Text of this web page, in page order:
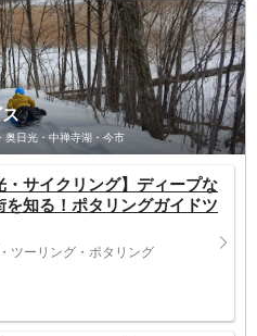
奥日光・中禅寺湖・今市
・サイクリング】ディープな
を知る！ポタリングガイドツ
ツーリング・ポタリング